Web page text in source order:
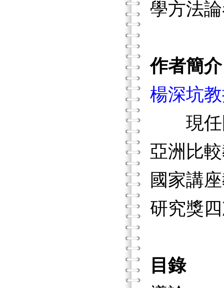
學方法
作者簡介
楊深坑
現任國
亞洲比
國家講
研究獎
目錄